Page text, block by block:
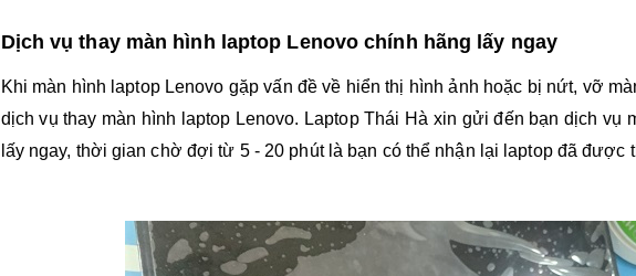
Dịch vụ thay màn hình laptop Lenovo chính hãng lấy ngay
Khi màn hình laptop Lenovo gặp vấn đề về hiển thị hình ảnh hoặc bị nứt, vỡ
dịch vụ thay màn hình laptop Lenovo. Laptop Thái Hà xin gửi đến bạn dịch vụ
lấy ngay, thời gian chờ đợi từ 5 - 20 phút là bạn có thể nhận lại laptop đã được